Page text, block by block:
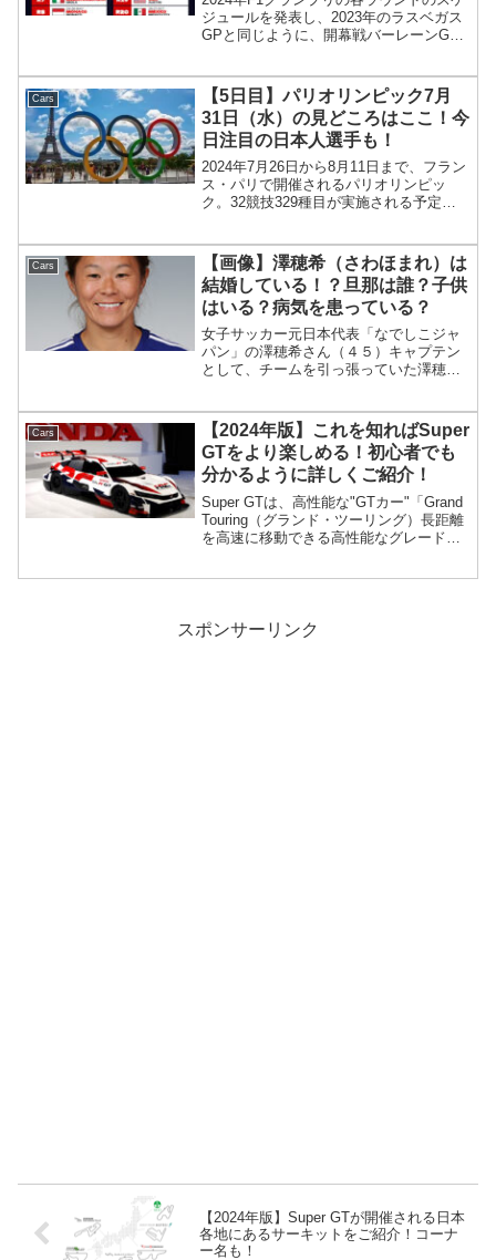
ジュールを発表し、2023年のラスベガス
GPと同じように、開幕戦バーレーンGP
た！しかしスプリントレースがまだ決ま
っていないた...
Cars
【5日目】パリオリンピック7月
31日（水）の見どころはここ！今
日注目の日本人選手も！
2024年7月26日から8月11日まで、フラン
ス・パリで開催されるパリオリンピッ
ク。32競技329種目が実施される予定で
（水）の大会5日目には、17種目で金メ
ダ...
Cars
【画像】澤穂希（さわほまれ）は
結婚している！？旦那は誰？子供
はいる？病気を患っている？
女子サッカー元日本代表「なでしこジャ
パン」の澤穂希さん（４５）キャプテン
として、チームを引っ張っていた澤穂希
うした疑問について調べてみました！
澤穂希さんのプロフィール...
Cars
【2024年版】これを知ればSuper
GTをより楽しめる！初心者でも
分かるように詳しくご紹介！
Super GTは、高性能な"GTカー"「Grand
Touring（グランド・ツーリング）長距離
を高速に移動できる高性能なグレード」
スポンサーリンク
【2024年版】Super GTが開催される日本
各地にあるサーキットをご紹介！コーナ
ー名も！